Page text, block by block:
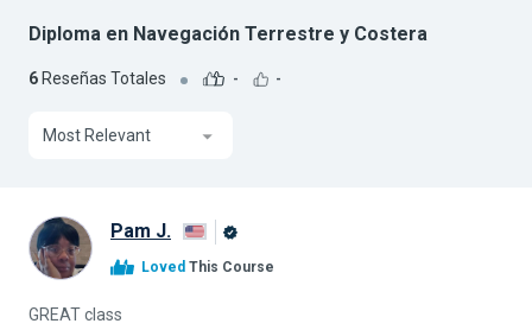
Diploma en Navegación Terrestre y Costera
6 Reseñas Totales - -
Most Relevant
Pam J.
Graduado
Loved This Course
GREAT class